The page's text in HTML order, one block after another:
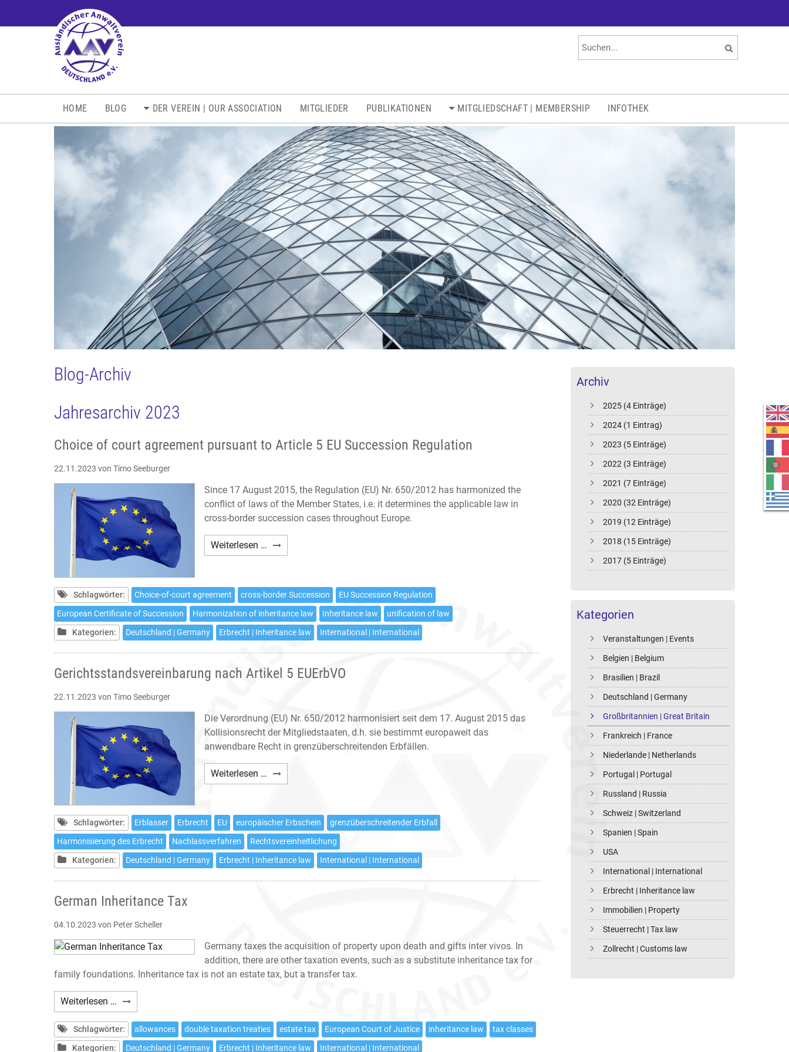
HOME BLOG DER VEREIN | OUR ASSOCIATION MITGLIEDER PUBLIKATIONEN MITGLIEDSCHAFT | MEMBERSHIP INFOTHEK
Archiv
2025 (4 Einträge)
2024 (1 Eintrag)
2023 (5 Einträge)
2022 (3 Einträge)
2021 (7 Einträge)
2020 (32 Einträge)
2019 (12 Einträge)
2018 (15 Einträge)
2017 (5 Einträge)
Kategorien
Veranstaltungen | Events
Belgien | Belgium
Brasilien | Brazil
Deutschland | Germany
Großbritannien | Great Britain
Frankreich | France
Niederlande | Netherlands
Portugal | Portugal
Russland | Russia
Schweiz | Switzerland
Spanien | Spain
USA
International | International
Erbrecht | Inheritance law
Immobilien | Property
Steuerrecht | Tax law
Zollrecht | Customs law
Blog-Archiv
Jahresarchiv 2023
Choice of court agreement pursuant to Article 5 EU Succession Regulation
22.11.2023 von Timo Seeburger
Since 17 August 2015, the Regulation (EU) Nr. 650/2012 has harmonized the
conflict of laws of the Member States, i.e. it determines the applicable law in
cross-border succession cases throughout Europe.
Weiterlesen … Choice
of
agreement
pursuant
to
Article
5
EU
Succession
Schlagwörter: Choice-of-court agreement cross-border Succession
EU Succession Regulation
European Certificate of Succession
Harmonization of inheritance law Inheritance law
unification of law
Kategorien:
Deutschland | Germany Erbrecht | Inheritance law International | International
Gerichtsstandsvereinbarung nach Artikel 5 EUErbVO
22.11.2023 von Timo Seeburger
Die Verordnung (EU) Nr. 650/2012 harmonisiert seit dem 17. August 2015 das
Kollisionsrecht der Mitgliedstaaten, d.h. sie bestimmt europaweit das
anwendbare Recht in grenzüberschreitenden Erbfällen.
Weiterlesen … Gerichtsstandsvereinbarung
nach
5
EUErbVO
Schlagwörter: Erblasser Erbrecht EU europäischer Erbschein
grenzüberschreitender Erbfall
Harmonisierung des Erbrecht
Nachlassverfahren
Rechtsvereinheitlichung
Kategorien:
Deutschland | Germany Erbrecht | Inheritance law International | International
German Inheritance Tax
04.10.2023 von Peter Scheller
Germany taxes the acquisition of property upon death and gifts inter vivos. In
addition, there are other taxation events, such as a substitute inheritance tax for
family foundations. Inheritance tax is not an estate tax, but a transfer tax.
Weiterlesen … German
Inheritance
Tax
Schlagwörter: allowances double taxation treaties estate tax European Court of Justice inheritance law
tax classes
Kategorien:
Deutschland | Germany Erbrecht | Inheritance law International | International